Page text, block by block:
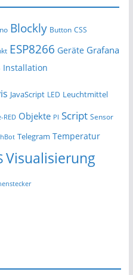
Blockly Button CSS
ESP8266 Geräte Grafana
Installation
JavaScript LED Leuchtmittel
RED Objekte PI Script Sensor
Telegram Temperatur
Visualisierung